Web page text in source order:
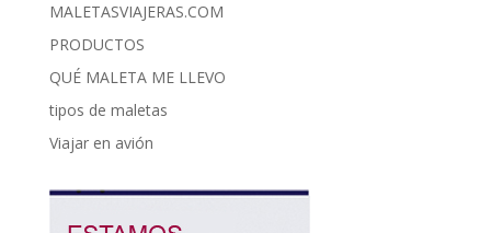
MALETASVIAJERAS.COM
PRODUCTOS
QUÉ MALETA ME LLEVO
tipos de maletas
Viajar en avión